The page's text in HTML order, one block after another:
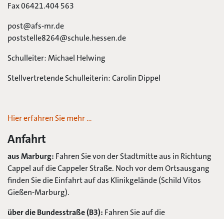
Fax 06421.404 563
post@afs-mr.de
poststelle8264@schule.hessen.de
Schulleiter: Michael Helwing
Stellvertretende Schulleiterin: Carolin Dippel
Hier erfahren Sie mehr …
Anfahrt
aus Marburg: Fahren Sie von der Stadtmitte aus in Richtung
Cappel auf die Cappeler Straße. Noch vor dem Ortsausgang
finden Sie die Einfahrt auf das Klinikgelände (Schild Vitos
Gießen-Marburg).
über die Bundesstraße (B3): Fahren Sie auf die